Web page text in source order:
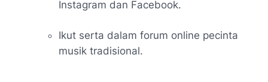
Instagram dan Facebook.
Ikut serta dalam forum online pecinta
musik tradisional.